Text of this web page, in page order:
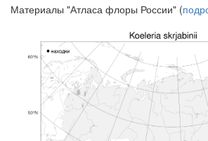
Материалы "Атласа флоры России" (